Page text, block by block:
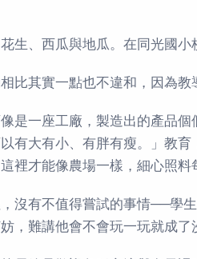
生、西瓜與地瓜。在同光國
比其實一點也不違和，因為教
像是一座工廠，製造出的產品
有大有小、有胖有瘦。」教
裡才能像農場一樣，細心照料
沒有不值得嘗試的事情──學
，難講他會不會玩一玩就成了